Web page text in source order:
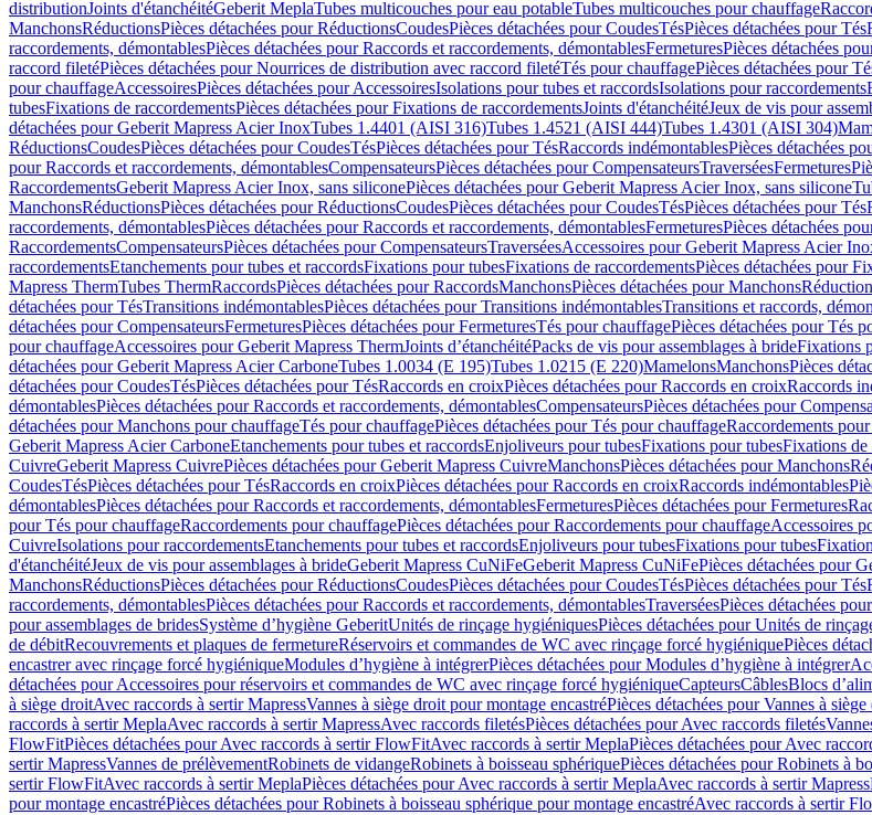
distributionJoints d'étanchéitéGeberit MeplaTubes multicouches pour eau potableTubes multicouches pour chauffage
ManchonsRéductionsPièces détachées pour RéductionsCoudesPièces détachées pour CoudesTésPièces détachées pour Tés
raccordements, démontablesPièces détachées pour Raccords et raccordements, démontablesFermeturesPièces détachées
raccord filetéPièces détachées pour Nourrices de distribution avec raccord filetéTés pour chauffagePièces détachées pour
pour chauffageAccessoiresPièces détachées pour AccessoiresIsolations pour tubes et raccordsIsolations pour raccordements
tubesFixations de raccordementsPièces détachées pour Fixations de raccordementsJoints d'étanchéitéJeux de vis pour
détachées pour Geberit Mapress Acier InoxTubes 1.4401 (AISI 316)Tubes 1.4521 (AISI 444)Tubes 1.4301 (AISI 304)
RéductionsCoudesPièces détachées pour CoudesTésPièces détachées pour TésRaccords indémontablesPièces détachées
pour Raccords et raccordements, démontablesCompensateursPièces détachées pour CompensateursTraverséesFermetures
RaccordementsGeberit Mapress Acier Inox, sans siliconePièces détachées pour Geberit Mapress Acier Inox, sans silicone
ManchonsRéductionsPièces détachées pour RéductionsCoudesPièces détachées pour CoudesTésPièces détachées pour Tés
raccordements, démontablesPièces détachées pour Raccords et raccordements, démontablesFermeturesPièces détachées
RaccordementsCompensateursPièces détachées pour CompensateursTraverséesAccessoires pour Geberit Mapress Acier
raccordementsEtanchements pour tubes et raccordsFixations pour tubesFixations de raccordementsPièces détachées pour
Mapress ThermTubes ThermRaccordsPièces détachées pour RaccordsManchonsPièces détachées pour Manchons
détachées pour TésTransitions indémontablesPièces détachées pour Transitions indémontablesTransitions et raccords,
détachées pour CompensateursFermeturesPièces détachées pour FermeturesTés pour chauffagePièces détachées pour Tés
pour chauffageAccessoires pour Geberit Mapress ThermJoints d’étanchéitéPacks de vis pour assemblages à brideFixations
détachées pour Geberit Mapress Acier CarboneTubes 1.0034 (E 195)Tubes 1.0215 (E 220)MamelonsManchonsPièces
détachées pour CoudesTésPièces détachées pour TésRaccords en croixPièces détachées pour Raccords en croixRaccords
démontablesPièces détachées pour Raccords et raccordements, démontablesCompensateursPièces détachées pour
détachées pour Manchons pour chauffageTés pour chauffagePièces détachées pour Tés pour chauffageRaccordements
Geberit Mapress Acier CarboneEtanchements pour tubes et raccordsEnjoliveurs pour tubesFixations pour tubesFixations de
CuivreGeberit Mapress CuivrePièces détachées pour Geberit Mapress CuivreManchonsPièces détachées pour Manchons
CoudesTésPièces détachées pour TésRaccords en croixPièces détachées pour Raccords en croixRaccords indémontables
démontablesPièces détachées pour Raccords et raccordements, démontablesFermeturesPièces détachées pour Fermetures
pour Tés pour chauffageRaccordements pour chauffagePièces détachées pour Raccordements pour chauffageAccessoires
CuivreIsolations pour raccordementsEtanchements pour tubes et raccordsEnjoliveurs pour tubesFixations pour tubes
d'étanchéitéJeux de vis pour assemblages à brideGeberit Mapress CuNiFeGeberit Mapress CuNiFePièces détachées pour
ManchonsRéductionsPièces détachées pour RéductionsCoudesPièces détachées pour CoudesTésPièces détachées pour Tés
raccordements, démontablesPièces détachées pour Raccords et raccordements, démontablesTraverséesPièces détachées
pour assemblages de bridesSystème d’hygiène GeberitUnités de rinçage hygiéniquesPièces détachées pour Unités de
de débitRecouvrements et plaques de fermetureRéservoirs et commandes de WC avec rinçage forcé hygiéniquePièces
encastrer avec rinçage forcé hygiéniqueModules d’hygiène à intégrerPièces détachées pour Modules d’hygiène à intégrer
détachées pour Accessoires pour réservoirs et commandes de WC avec rinçage forcé hygiéniqueCapteursCâblesBlocs
à siège droitAvec raccords à sertir MapressVannes à siège droit pour montage encastréPièces détachées pour Vannes à
raccords à sertir MeplaAvec raccords à sertir MapressAvec raccords filetésPièces détachées pour Avec raccords filetés
FlowFitPièces détachées pour Avec raccords à sertir FlowFitAvec raccords à sertir MeplaPièces détachées pour Avec
sertir MapressVannes de prélèvementRobinets de vidangeRobinets à boisseau sphériquePièces détachées pour Robinets à
sertir FlowFitAvec raccords à sertir MeplaPièces détachées pour Avec raccords à sertir MeplaAvec raccords à sertir Mapress
pour montage encastréPièces détachées pour Robinets à boisseau sphérique pour montage encastréAvec raccords à sertir